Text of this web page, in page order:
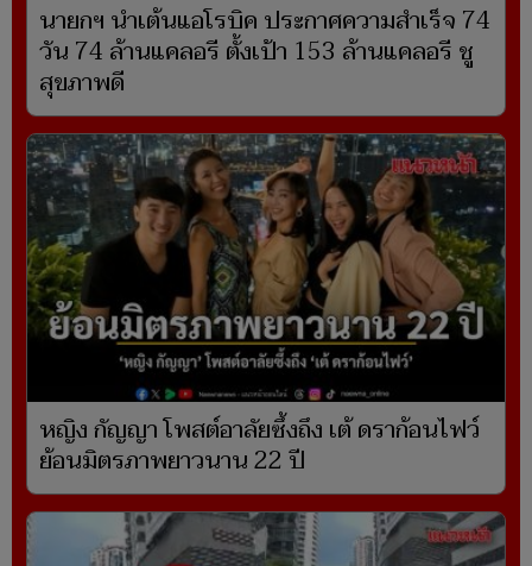
นายกฯ นำเต้นแอโรบิค ประกาศความสำเร็จ 74
วัน 74 ล้านแคลอรี ตั้งเป้า 153 ล้านแคลอรี ชู
สุขภาพดี
หญิง กัญญา โพสต์อาลัยซึ้งถึง เต้ ดราก้อนไฟว์
ย้อนมิตรภาพยาวนาน 22 ปี